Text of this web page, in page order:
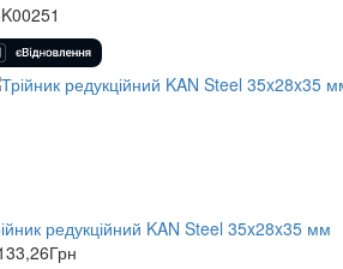
редукційний KAN Steel 35x28x35 мм
Грн